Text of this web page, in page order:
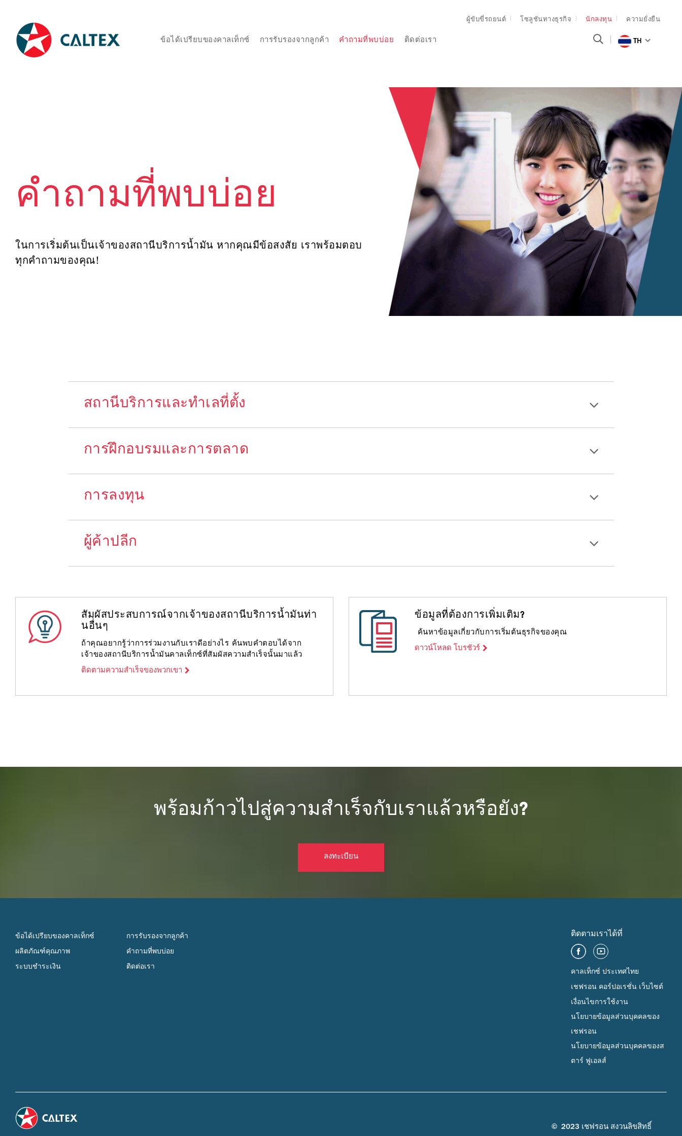
ผู้ขับขี่รถยนต์ โซลูชันทางธุรกิจ นักลงทุน ความยั่งยืน
ข้อได้เปรียบของคาลเท็กซ์ การรับรองจากลูกค้า คำถามที่พบบ่อย ติดต่อเรา TH
คำถามที่พบบ่อย
ในการเริ่มต้นเป็นเจ้าของสถานีบริการน้ำมัน หากคุณมีข้อสงสัย เราพร้อมตอบ
ทุกคำถามของคุณ!
สถานีบริการและทำเลที่ตั้ง
การฝึกอบรมและการตลาด
การลงทุน
ผู้ค้าปลีก
สัมผัสประสบการณ์จากเจ้าของสถานีบริการน้ำมันท่า
นอื่นๆ
ถ้าคุณอยากรู้ว่าการร่วมงานกับเราดีอย่างไร ค้นพบคำตอบได้จาก
เจ้าของสถานีบริการน้ำมันคาลเท็กซ์ที่สัมผัสความสำเร็จนั้นมาแล้ว
ติดตามความสำเร็จของพวกเขา
ข้อมูลที่ต้องการเพิ่มเติม?
ค้นหาข้อมูลเกี่ยวกับการเริ่มต้นธุรกิจของคุณ
ดาวน์โหลด โบรชัวร์
พร้อมก้าวไปสู่ความสำเร็จกับเราแล้วหรือยัง?
ลงทะเบียน
ข้อได้เปรียบของคาลเท็กซ์
ผลิตภัณฑ์คุณภาพ
ระบบชำระเงิน
การรับรองจากลูกค้า
คำถามที่พบบ่อย
ติดต่อเรา
ติดตามเราได้ที่
คาลเท็กซ์ ประเทศไทย
เชฟรอน คอร์ปอเรชั่น เว็บไซต์
เงื่อนไขการใช้งาน
นโยบายข้อมูลส่วนบุคคลของ
เชฟรอน
นโยบายข้อมูลส่วนบุคคลของส
ตาร์ ฟูเอลส์
© 2023 เชฟรอน สงวนลิขสิทธิ์